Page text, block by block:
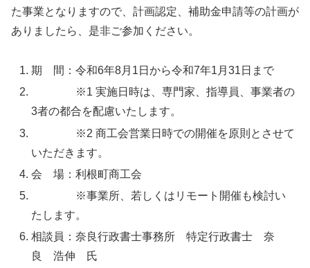
た事業となりますので、計画認定、補助金申請等の計画が
ありましたら、是非ご参加ください。
期 間：令和6年8月1日から令和7年1月31日まで
※1 実施日時は、専門家、指導員、事業者の
3者の都合を配慮いたします。
※2 商工会営業日時での開催を原則とさせて
いただきます。
会 場：利根町商工会
※事業所、若しくはリモート開催も検討い
たします。
相談員：奈良行政書士事務所 特定行政書士 奈
良 浩伸 氏